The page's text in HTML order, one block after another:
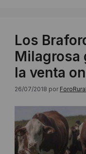
Los
Milagrosa
la venta
26/07/2018 por ForoRural